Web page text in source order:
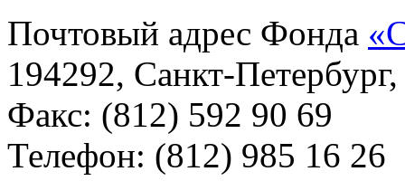
Почтовый адрес Фонда
194292, Санкт-
Факс: (812) 592 90 69
Телефон: (812) 985 16 26